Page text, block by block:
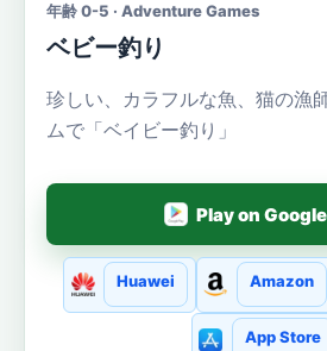
年齢 0-5 · Adventure Games
ベビー釣り
珍しい、カラフルな魚、猫の漁
ムで「ベイビー釣り」
Play on
Huawei Amazon
App Store